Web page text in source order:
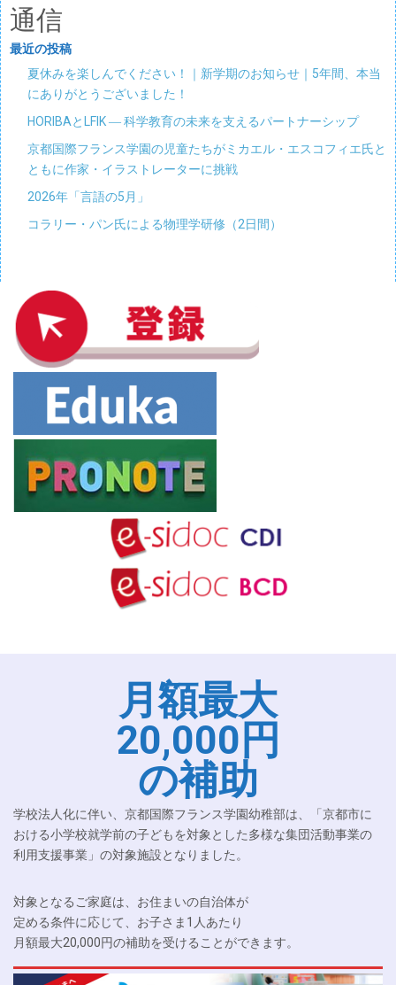
通信
最近の投稿
夏休みを楽しんでください！｜新学期のお知らせ｜5年間、本当
にありがとうございました！
HORIBAとLFIK ― 科学教育の未来を支えるパートナーシップ
京都国際フランス学園の児童たちがミカエル・エスコフィエ氏と
ともに作家・イラストレーターに挑戦
2026年「言語の5月」
コラリー・パン氏による物理学研修（2日間）
月額最大
20,000円
の補助
学校法人化に伴い、京都国際フランス学園幼稚部は、「京都市に
おける小学校就学前の子どもを対象とした多様な集団活動事業の
利用支援事業」の対象施設となりました。
対象となるご家庭は、お住まいの自治体が
定める条件に応じて、お子さま1人あたり
月額最大20,000円の補助を受けることができます。